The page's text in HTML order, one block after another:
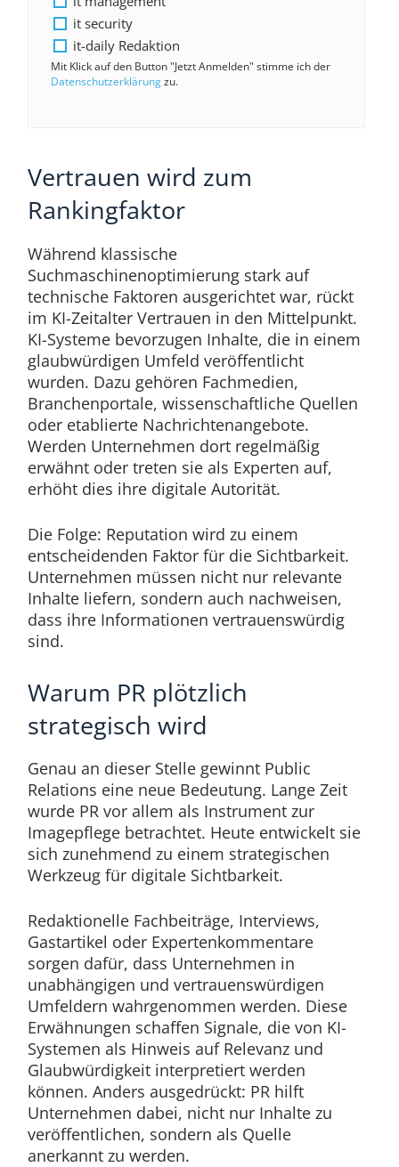
it security
it-daily Redaktion
Mit Klick auf den Button "Jetzt Anmelden" stimme ich der
Datenschutzerklärungzu.
Vertrauen wird zum
Rankingfaktor
Während klassische
Suchmaschinenoptimierung stark auf
technische Faktoren ausgerichtet war, rückt
im KI-Zeitalter Vertrauen in den Mittelpunkt.
KI-Systeme bevorzugen Inhalte, die in einem
glaubwürdigen Umfeld veröffentlicht
wurden. Dazu gehören Fachmedien,
Branchenportale, wissenschaftliche Quellen
oder etablierte Nachrichtenangebote.
Werden Unternehmen dort regelmäßig
erwähnt oder treten sie als Experten auf,
erhöht dies ihre digitale Autorität.
Die Folge: Reputation wird zu einem
entscheidenden Faktor für die Sichtbarkeit.
Unternehmen müssen nicht nur relevante
Inhalte liefern, sondern auch nachweisen,
dass ihre Informationen vertrauenswürdig
sind.
Warum PR plötzlich
strategisch wird
Genau an dieser Stelle gewinnt Public
Relations eine neue Bedeutung. Lange Zeit
wurde PR vor allem als Instrument zur
Imagepflege betrachtet. Heute entwickelt sie
sich zunehmend zu einem strategischen
Werkzeug für digitale Sichtbarkeit.
Redaktionelle Fachbeiträge, Interviews,
Gastartikel oder Expertenkommentare
sorgen dafür, dass Unternehmen in
unabhängigen und vertrauenswürdigen
Umfeldern wahrgenommen werden. Diese
Erwähnungen schaffen Signale, die von KI-
Systemen als Hinweis auf Relevanz und
Glaubwürdigkeit interpretiert werden
können. Anders ausgedrückt: PR hilft
Unternehmen dabei, nicht nur Inhalte zu
veröffentlichen, sondern als Quelle
anerkannt zu werden.